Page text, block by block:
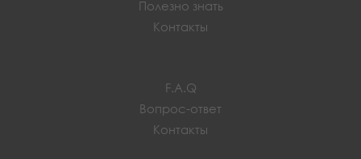
Полезно знать
Контакты
F.A.Q
Вопрос-ответ
Контакты